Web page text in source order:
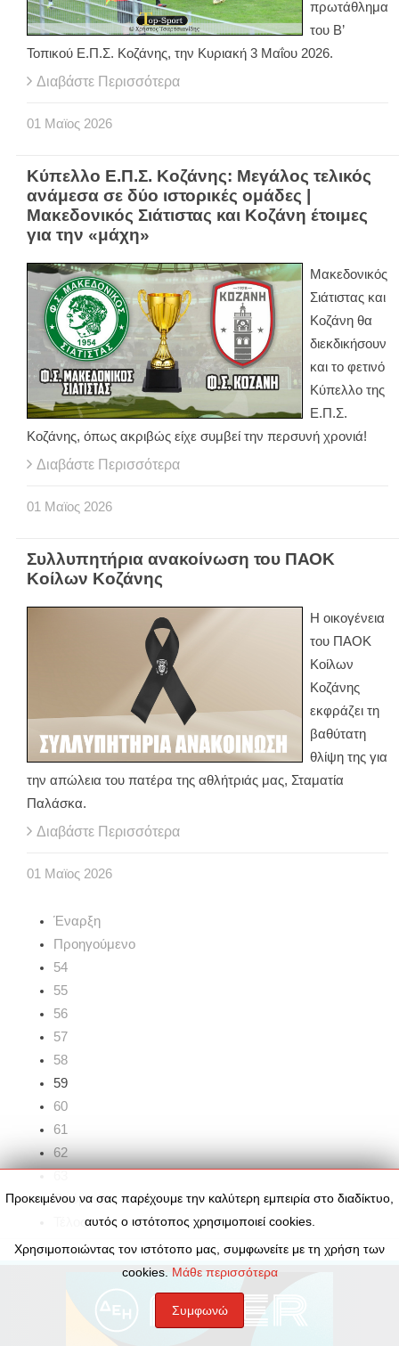
πρωτάθλημα
του Β’
Τοπικού Ε.Π.Σ. Κοζάνης, την Κυριακή 3 Μαΐου 2026.
Διαβάστε Περισσότερα
01 Μαϊος 2026
Κύπελλο Ε.Π.Σ. Κοζάνης: Μεγάλος τελικός
ανάμεσα σε δύο ιστορικές ομάδες |
Μακεδονικός Σιάτιστας και Κοζάνη έτοιμες
για την «μάχη»
Μακεδονικός
Σιάτιστας και
Κοζάνη θα
διεκδικήσουν
και το φετινό
Κύπελλο της
Ε.Π.Σ.
Κοζάνης, όπως ακριβώς είχε συμβεί την περσυνή χρονιά!
Διαβάστε Περισσότερα
01 Μαϊος 2026
Συλλυπητήρια ανακοίνωση του ΠΑΟΚ
Κοίλων Κοζάνης
Η οικογένεια
του ΠΑΟΚ
Κοίλων
Κοζάνης
εκφράζει τη
βαθύτατη
θλίψη της για
την απώλεια του πατέρα της αθλήτριάς μας, Σταματία
Παλάσκα.
Διαβάστε Περισσότερα
01 Μαϊος 2026
Έναρξη
Προηγούμενο
54
55
56
57
58
59
60
61
62
Επόμενο
Τέλος
Προκειμένου να σας παρέχουμε την καλύτερη εμπειρία στο διαδίκτυο,
αυτός ο ιστότοπος χρησιμοποιεί cookies.
Χρησιμοποιώντας τον ιστότοπο μας, συμφωνείτε με τη χρήση των
cookies. Μάθε περισσότερα
Συμφωνώ